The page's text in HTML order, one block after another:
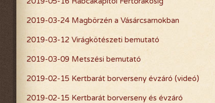
2014-évi események
2026-évi események
2019-03-24 Magbörzén a Vásárcsarnokban
2019-03-12 Virágkötészeti bemutató
2019-03-09 Metszési bemutató
2019-02-15 Kertbarát borverseny évzáró (videó)
2019-02-15 Kertbarát borverseny és évzáró